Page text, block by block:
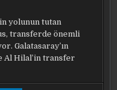
JESUS
DÜNYA
PEŞINDE!
yolunun tutan
transferde önemli
Galatasaray’ın
Al Hilal’in transfer